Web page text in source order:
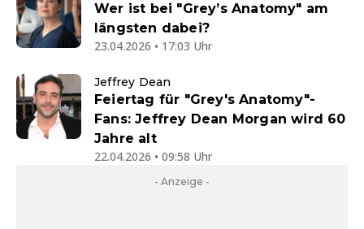
Wer ist bei "Grey’s Anatomy" am
längsten dabei?
23.04.2026 • 17:03 Uhr
Jeffrey Dean
Feiertag für "Grey's Anatomy"-
Fans: Jeffrey Dean Morgan wird 60
Jahre alt
22.04.2026 • 09:58 Uhr
- Anzeige -